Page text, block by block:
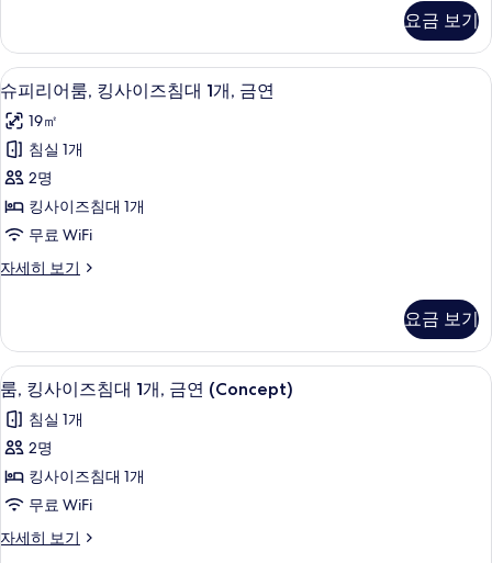
equal
to
number
of
guests
for
2-
3)
사
진
보
기
쿼
드
룸,
금
연
(Bed
to
number
of
guests
for
세
히
보
기
요금 보기
슈
피
리
어
룸,
킹
사
이
침
대
1
개,
금
연
사
진
슈피리어룸, 킹사이즈침대 1개, 금연 |
1
슈피리어룸, 킹사이즈침대 1개, 금연
19㎡
침실 1개
2명
킹사이즈침대 1개
무료 WiFi
자세히 보기
슈
룸,
킹
사
이
즈
침
개,
연
요금 보기
룸,
킹
사
이
즈
침
대
룸, 킹사이즈침대 1개, 금연 (Concept)
2
룸, 킹사이즈침대 1개, 금연 (Concept)
침실 1개
2명
킹사이즈침대 1개
무료 WiFi
자세히 보기
룸,